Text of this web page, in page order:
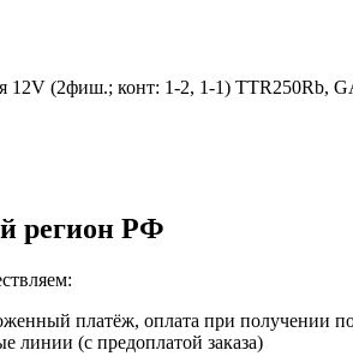
12V (2фиш.; конт: 1-2, 1-1) TTR250Rb,
регион РФ
платёж, оплата при получении
(с предоплатой заказа)